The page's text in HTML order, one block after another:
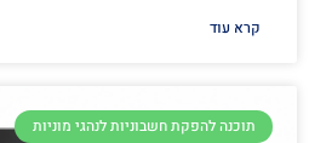
קרא עוד
תוכנה להפקת חשבוניות לנהגי מוניות